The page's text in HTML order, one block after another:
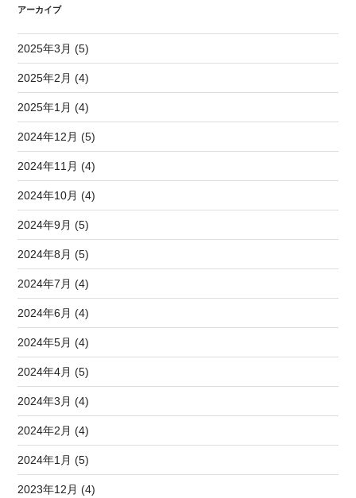
アーカイブ
2025年3月 (5)
2025年2月 (4)
2025年1月 (4)
2024年12月 (5)
2024年11月 (4)
2024年10月 (4)
2024年9月 (5)
2024年8月 (5)
2024年7月 (4)
2024年6月 (4)
2024年5月 (4)
2024年4月 (5)
2024年3月 (4)
2024年2月 (4)
2024年1月 (5)
2023年12月 (4)